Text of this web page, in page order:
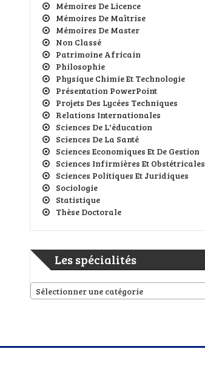
Mémoires De Licence
Mémoires De Maîtrise
Mémoires De Master
Non Classé
Patrimoine Africain
Philosophie
Physique Chimie Et Technologie
Présentation PowerPoint
Projets Des Lycées Techniques
Relations Internationales
Sciences De L'éducation
Sciences De La Santé
Sciences Economiques Et De Gestion
Sciences Infirmières Et Obstétricales
Sciences Politiques Et Juridiques
Sociologie
Statistique
Thèse Doctorale
Les spécialités
Sélectionner une catégorie